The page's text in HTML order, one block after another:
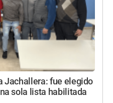
Jachallera: fue elegido
sola lista habilitada